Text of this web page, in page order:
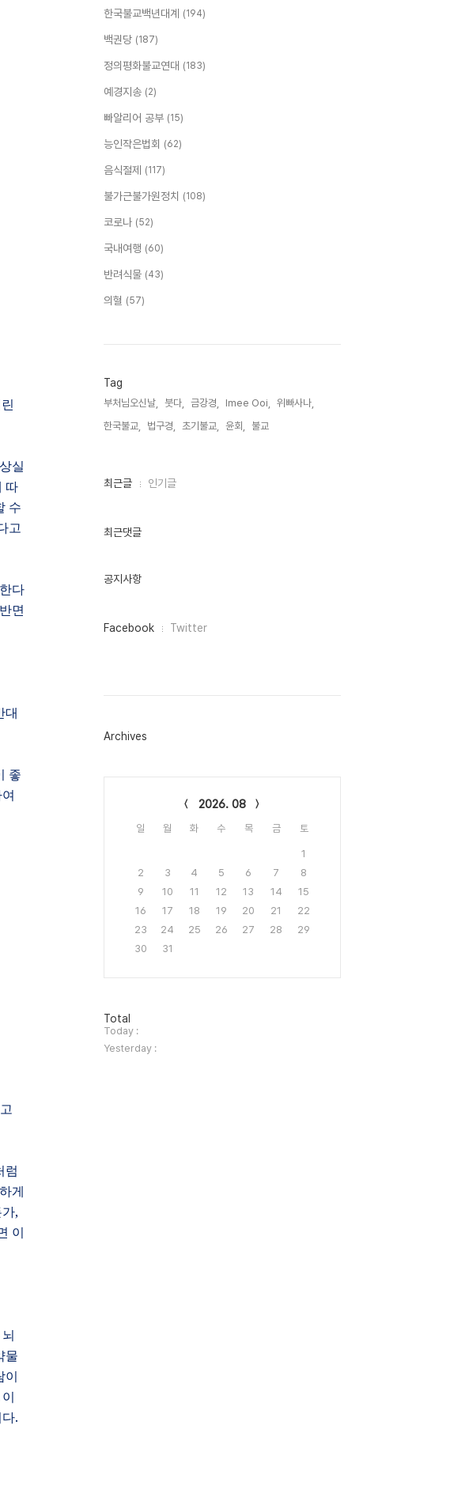
실
따
수
고
다
반면
대
좋
럼
게
,
이
물
이
이
.
한국불교백년대계 (194)
백권당 (187)
정의평화불교연대 (183)
예경지송 (2)
빠알리어 공부 (15)
능인작은법회 (62)
음식절제 (117)
불가근불가원정치 (108)
코로나 (52)
국내여행 (60)
반려식물 (43)
의혈 (57)
Tag
부처님오신날, 붓다, 금강경, Imee Ooi,
위빠사나,
한국불교,
법구경, 초기불교, 윤회, 불교,
최
인
최근글 인기글
최근댓글
공지사항
페
그
Facebook Twitter
Archives
2026. 08
일 월 화 수 목 금 토
1
2
3 4 5 6 7
8
9
10 11 12 13 14
15
16
17 18 19 20 21
22
23
24 25 26 27 28
29
30
31
방
문
자
수
Total
Today :
Yesterday :